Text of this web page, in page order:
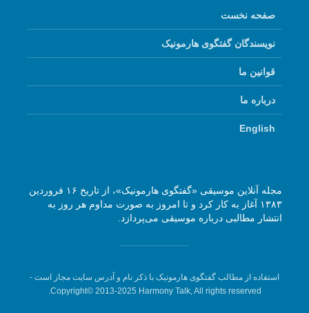
صفحه نخست
نویسندگان گفتگوی هارمونیک
قوانین ما
درباره ما
English
مجله آنلاین موسیقی «گفتگوی هارمونیک»، از تاریخ ۱۶ فروردین
۱۳۸۳ آغاز به کار کرد و تا امروز به صورت مداوم هر روز به
انتشار مطالبی درباره موسیقی می‌پردازد.
استفاده از مطالب گفتگوی هارمونیک با ذکر نام و آدرس سایت مجاز است -
Copyright© 2013-2025 Harmony Talk, All rights reserved.